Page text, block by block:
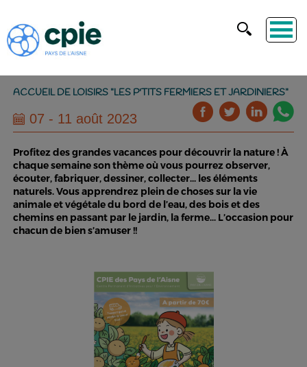
ACCUEIL DE LOISIRS "LES P'TITS FERMIERS ET JARDINIERS"
07 - 11 août 2023
Profitez des grandes vacances pour découvrir la nature ! À
chaque semaine son thème où vous pourrez observer,
écouter, fabriquer, dessiner, collecter... les éléments
naturels. Vous apprendrez plein de choses sur la vie
animale et végétale du bord de l’eau, des bois et des
chemins en passant par le jardin, la ferme... L’occasion pour
chacun de bien s’amuser !!